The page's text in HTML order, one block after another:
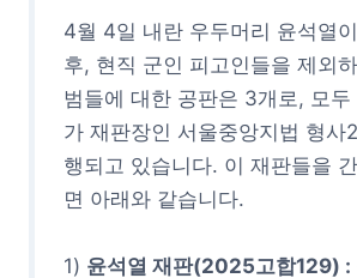
4월 4일 내란 우두머리 윤석열
후, 현직 군인 피고인들을 제외
범들에 대한 공판은 3개로, 모
가 재판장인 서울중앙지법 형사
행되고 있습니다. 이 재판들을
면 아래와 같습니다.
1) 윤석열 재판(2025고합129) :